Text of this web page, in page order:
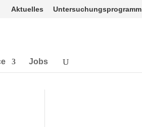
Aktuelles Untersuchungsprogramm
Jobs